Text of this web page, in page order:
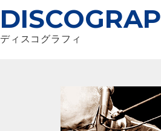
ディスコグラフィ